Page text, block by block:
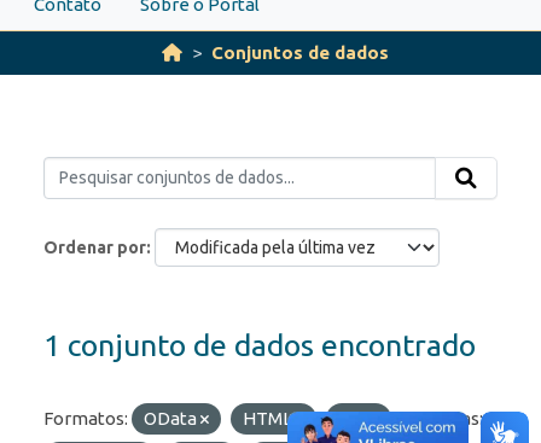
Contato Sobre o Portal
Conjuntos de dados
Ordenar por
1 conjunto de dados encontrado
Formatos: OData HTML API
Etiquetas: